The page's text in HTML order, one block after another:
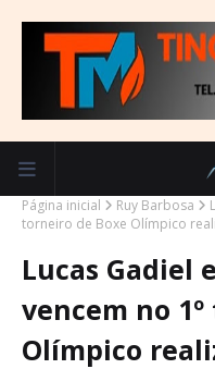
Página inicial Ruy Barbosa
torneiro de Boxe Olímpico
Lucas Gadiel
vencem no
Olímpico